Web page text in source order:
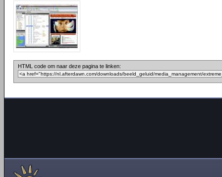
HTML code om naar deze pagina te linken: